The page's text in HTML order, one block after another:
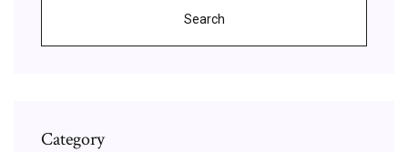
Search
Category